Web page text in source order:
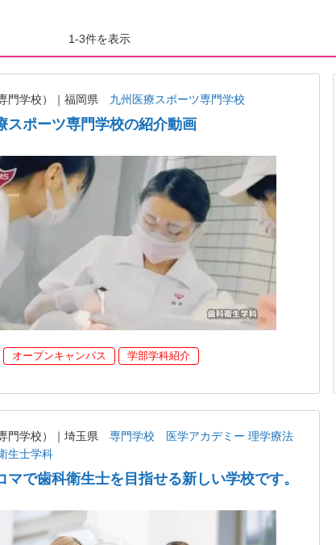
1-3件を表示
門学校）｜福岡県 九州医療スポーツ専門学校
スポーツ専門学校の紹介動画
オープンキャンパス 学部学科紹介
門学校）｜埼玉県
専門学校 医学アカデミー 理学療法
生士学科
マで歯科衛生士を目指せる新しい学校です。